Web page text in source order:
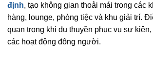
định, tạo không gian thoải mái trong các
hàng, lounge, phòng tiệc và khu giải trí.
quan trọng khi du thuyền phục vụ sự
các hoạt động đông người.